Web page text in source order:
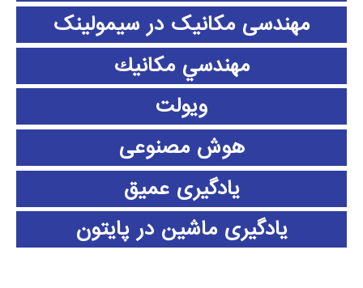
مهندسی مکانیک در سیمولینک
مهندسي مكانيك
ویولت
هوش مصنوعی
یادگیری عمیق
یادگیری ماشین در پایتون